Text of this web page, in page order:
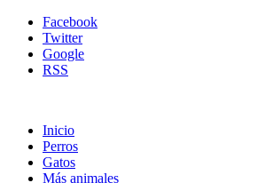
Facebook
Twitter
Google
RSS
Inicio
Perros
Gatos
Más animales